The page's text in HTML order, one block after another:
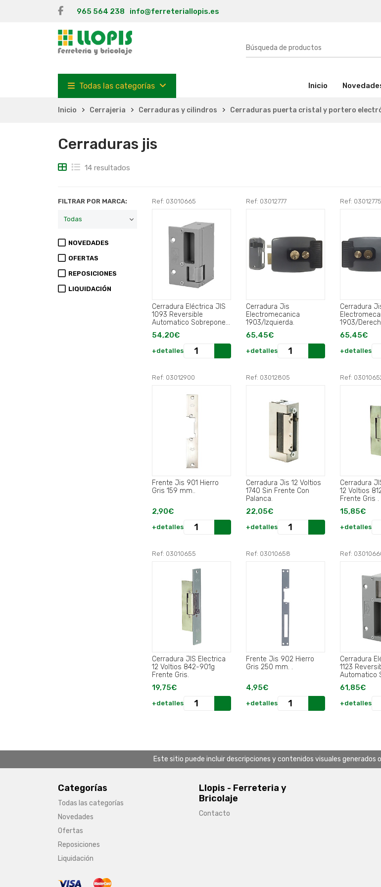
965 564 238 info@ferreteriallopis.es
Todas las categorías Inicio (activo)
Inicio Cerrajeria Cerraduras y cilindros Cerraduras puerta cristal y portero
Cerraduras jis
14 resultados
FILTRAR POR MARCA:
NOVEDADES
OFERTAS
REPOSICIONES
LIQUIDACIÓN
Ref: 03010665
Cerradura Eléctrica JIS
1093 Reversible
Automatico Sobreponer
Horizontal.
54,20€
+detalles
Ref: 03012777
Cerradura Jis
Electromecanica
1903/Izquierda.
65,45€
+detalles
Ref: 03012775
Cerradura
1903/
65,45€
+detalles
Ref: 03012900
Frente Jis 901 Hierro
Gris 159 mm..
2,90€
+detalles
Ref: 03012805
Cerradura Jis 12 Voltios
1740 Sin Frente Con
Palanca.
22,05€
+detalles
Ref:
Cerradura
12 Voltios
Frente Gris .
15,85€
+detalles
Ref: 03010655
Cerradura JIS Electrica
12 Voltios 842-901g
Frente Gris.
19,75€
+detalles
Ref: 03010658
Frente Jis 902 Hierro
Gris 250 mm. .
4,95€
+detalles
Ref:
Cerradura
1123
Automatico
Cerradura
61,85€
+detalles
Este sitio puede incluir descripciones y contenidos visuales
Categorías
Todas las categorías
Novedades
Ofertas
Reposiciones
Liquidación
Llopis - Ferreteria y
Bricolaje
Contacto